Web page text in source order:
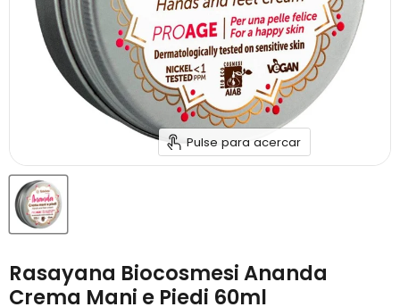
Pulse para acercar
Rasayana Biocosmesi Ananda
Crema Mani e Piedi 60ml